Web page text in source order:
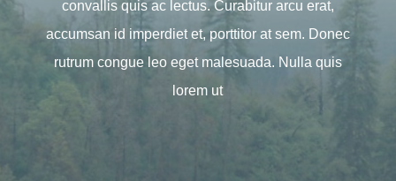
convallis quis ac lectus. Curabitur arcu erat,
accumsan id imperdiet et, porttitor at sem. Donec
rutrum congue leo eget malesuada. Nulla quis
lorem ut